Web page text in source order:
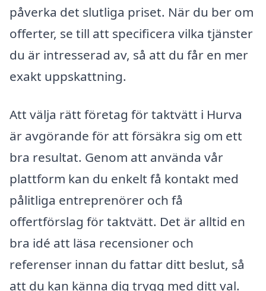
påverka det slutliga priset. När du ber om
offerter, se till att specificera vilka tjänster
du är intresserad av, så att du får en mer
exakt uppskattning.
Att välja rätt företag för taktvätt i Hurva
är avgörande för att försäkra sig om ett
bra resultat. Genom att använda vår
plattform kan du enkelt få kontakt med
pålitliga entreprenörer och få
offertförslag för taktvätt. Det är alltid en
bra idé att läsa recensioner och
referenser innan du fattar ditt beslut, så
att du kan känna dig trygg med ditt val.